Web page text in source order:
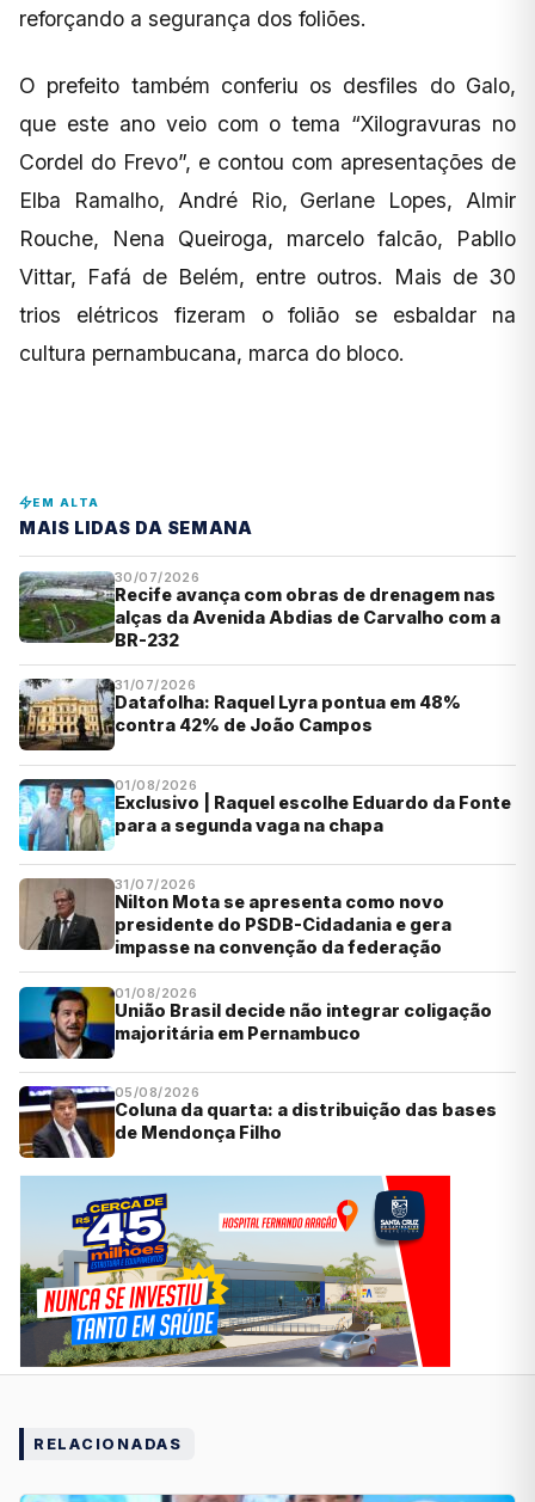
reforçando a segurança dos foliões.
O prefeito também conferiu os desfiles do Galo,
que este ano veio com o tema “Xilogravuras no
Cordel do Frevo”, e contou com apresentações de
Elba Ramalho, André Rio, Gerlane Lopes, Almir
Rouche, Nena Queiroga, marcelo falcão, Pabllo
Vittar, Fafá de Belém, entre outros. Mais de 30
trios elétricos fizeram o folião se esbaldar na
cultura pernambucana, marca do bloco.
EM ALTA
MAIS LIDAS DA SEMANA
30/07/2026
Recife avança com obras de drenagem nas
alças da Avenida Abdias de Carvalho com a
BR-232
31/07/2026
Datafolha: Raquel Lyra pontua em 48%
contra 42% de João Campos
01/08/2026
Exclusivo | Raquel escolhe Eduardo da Fonte
para a segunda vaga na chapa
31/07/2026
Nilton Mota se apresenta como novo
presidente do PSDB-Cidadania e gera
impasse na convenção da federação
01/08/2026
União Brasil decide não integrar coligação
majoritária em Pernambuco
05/08/2026
Coluna da quarta: a distribuição das bases
de Mendonça Filho
RELACIONADAS